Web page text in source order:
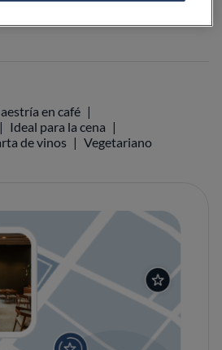
en café
Ideal para la cena
de vinos Vegetariano